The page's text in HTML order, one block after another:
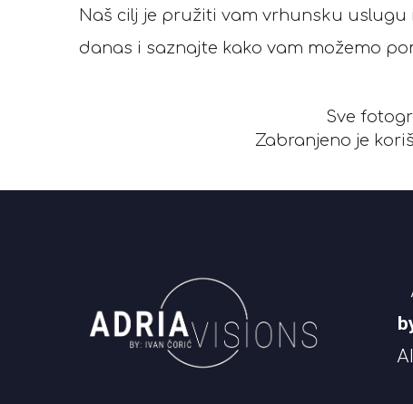
Naš cilj je pružiti vam vrhunsku
danas i saznajte kako vam možemo
Sve
Zabranjeno je